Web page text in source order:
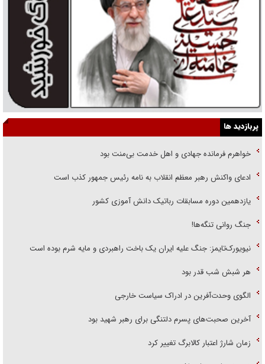
پربازدید ها
خواهرم فرمانده جهادی و اهل خدمت بی‌منت بود
ادعای واکنش رهبر معظم انقلاب به نامه رئیس جمهور کذب است
یازدهمین دوره مسابقات رباتیک دانش آموزی کشور
جنگ روانی تنگه‌ها!
نیویورک‌تایمز: جنگ علیه ایران یک باخت راهبردی و مایه شرم بوده است
هر شبش شب قدر بود
الگوی وحدت‌آفرین در ادراک سیاست خارجی
آخرین صحبت‌های پسرم دلتنگی برای رهبر شهید بود
زمان شارژ اعتبار کالابرگ تغییر کرد